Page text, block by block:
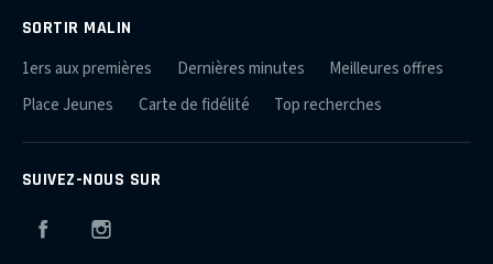
SORTIR MALIN
1ers aux premières Dernières minutes
Meilleures offres
Place Jeunes
Carte de fidélité Top recherches
SUIVEZ-NOUS SUR
Facebook